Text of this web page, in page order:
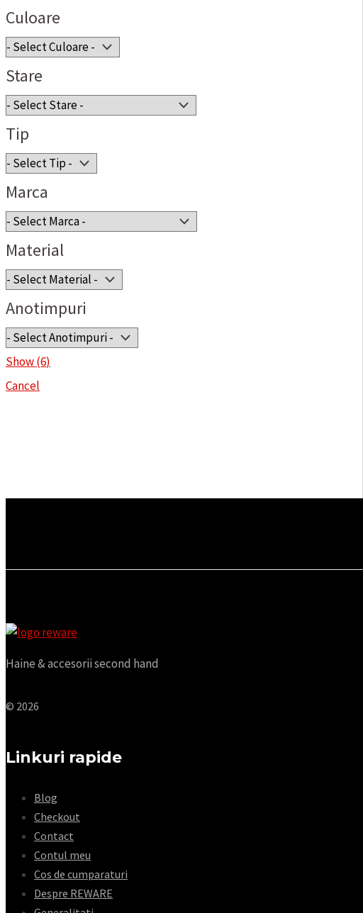
Culoare
Stare
Tip
Marca
Material
Anotimpuri
Show(6)
Cancel
Haine & accesorii second hand
© 2026
Linkuri rapide
Blog
Checkout
Contact
Contul meu
Cos de cumparaturi
Despre REWARE